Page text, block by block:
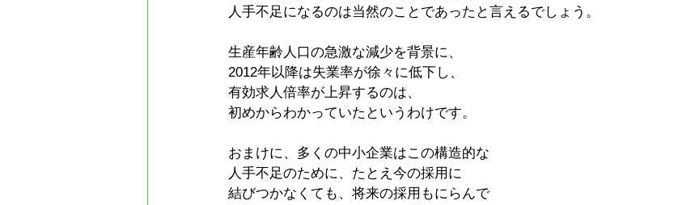
人手不足になるのは当然のことであったと言えるでしょう。
生産年齢人口の急激な減少を背景に、
2012年以降は失業率が徐々に低下し、
有効求人倍率が上昇するのは、
初めからわかっていたというわけです。
おまけに、多くの中小企業はこの構造的な
人手不足のために、たとえ今の採用に
結びつかなくても、将来の採用もにらんで